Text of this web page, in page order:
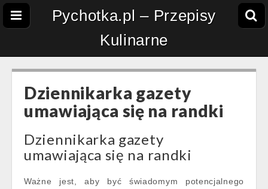
Pychotka.pl – Przepisy
Kulinarne
Dziennikarka gazety
umawiająca się na randki
Dziennikarka gazety
umawiająca się na randki
Ważne jest, aby być świadomym potencjalnego